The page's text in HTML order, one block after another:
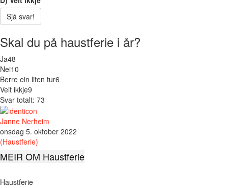
Sjå svar!
Skal du på haustferie i år?
Ja48
Nei10
Berre ein liten tur6
Veit ikkje9
Svar totalt: 73
Janne Nerheim
onsdag 5. oktober 2022
(Haustferie)
MEIR OM Haustferie
Haustferie